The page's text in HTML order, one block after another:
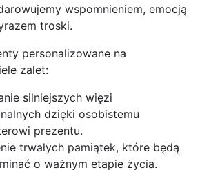
wspomnieniem, emocją
troski.
personalizowane na
zalet:
silniejszych więzi
dzięki osobistemu
prezentu.
trwałych pamiątek, które będą
o ważnym etapie życia.